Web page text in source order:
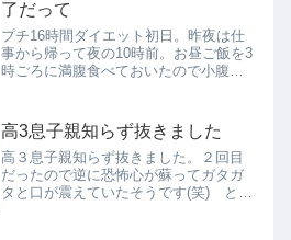
了だって
プチ16時間ダイエット初日。昨夜は仕
事から帰って夜の10時前。お昼ご飯を3
時ごろに満腹食べておいたので小腹が
の味噌炒め。おいしそうすぎて3口ほど
つまみ食い。仕事の日は義母さ...
高3息子親知らず抜きました
高３息子親知らず抜きました。２回目
だったので逆に恐怖心が蘇ってガタガ
タと口が震えていたそうです(笑) とい